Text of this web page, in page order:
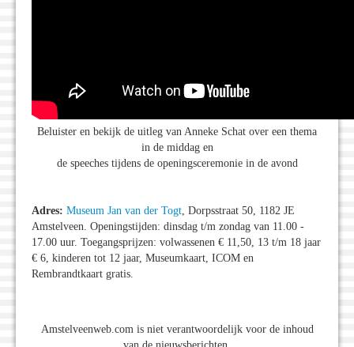
Beluister en bekijk de uitleg van Anneke Schat over een thema
in de middag en
de speeches tijdens de openingsceremonie in de avond
Adres: Museum Jan van der Togt , Dorpsstraat 50, 1182 JE
Amstelveen. Openingstijden: dinsdag t/m zondag van 11.00 -
17.00 uur. Toegangsprijzen: volwassenen € 11,50, 13 t/m 18 jaar
€ 6, kinderen tot 12 jaar, Museumkaart, ICOM en
Rembrandtkaart gratis.
Amstelveenweb.com is niet verantwoordelijk voor de inhoud